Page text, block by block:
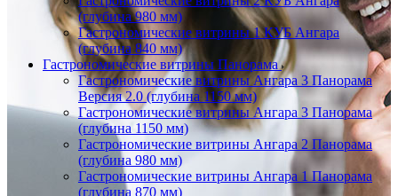
(глубина 980 мм)
Гастрономические витрины 1 КУБ Ангара
(глубина 840 мм)
Гастрономические витрины Панорама
Гастрономические витрины Ангара 3 Панорама
Версия 2.0 (глубина 1150 мм)
Гастрономические витрины Ангара 3 Панорама
(глубина 1150 мм)
Гастрономические витрины Ангара 2 Панорама
(глубина 980 мм)
Гастрономические витрины Ангара 1 Панорама
(глубина 870 мм)